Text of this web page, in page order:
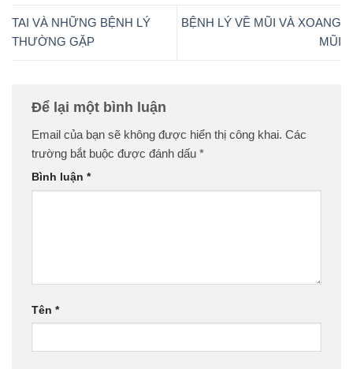
TAI VÀ NHỮNG BỆNH LÝ
THƯỜNG GẶP
BỆNH LÝ VỀ MŨI VÀ XOANG
MŨI
Để lại một bình luận
Email của bạn sẽ không được hiển thị công khai. Các
trường bắt buộc được đánh dấu *
Bình luận *
Tên *